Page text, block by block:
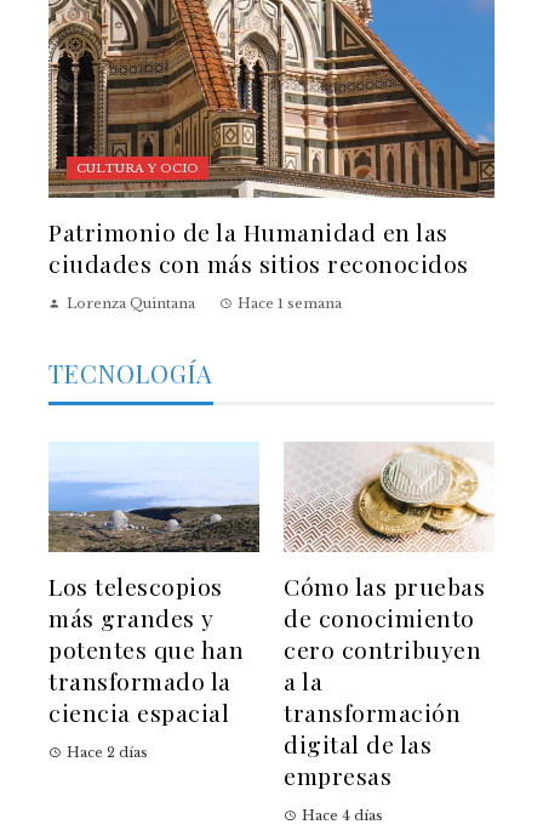
CULTURA Y OCIO
Patrimonio de la Humanidad en las
ciudades con más sitios reconocidos
Lorenza Quintana Hace 1 semana
TECNOLOGÍA
Los telescopios
más grandes y
potentes que han
transformado la
ciencia espacial
Hace 2 días
Cómo las pruebas
de conocimiento
cero contribuyen
a la
transformación
digital de las
empresas
Hace 4 días